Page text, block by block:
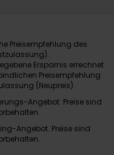
Preisempfehlung des
Ersparnis errechnet
Preisempfehlung
(Neupreis).
Angebot. Preise sind
Angebot. Preise sind